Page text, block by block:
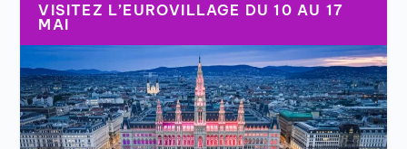
VISITEZ L’EUROVILLAGE DU 10 AU 17
MAI